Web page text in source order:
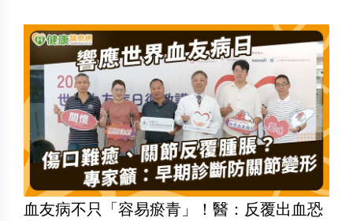
血友病不只「容易瘀青」！醫：反覆出血恐